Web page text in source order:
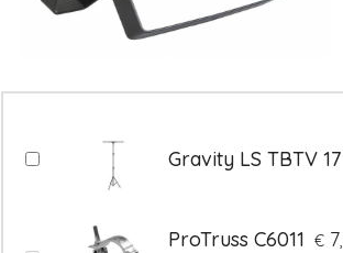
Gravity LS TBTV 17
ProTruss C6011 € 7